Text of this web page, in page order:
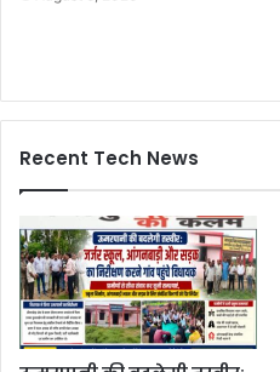
Recent Tech News